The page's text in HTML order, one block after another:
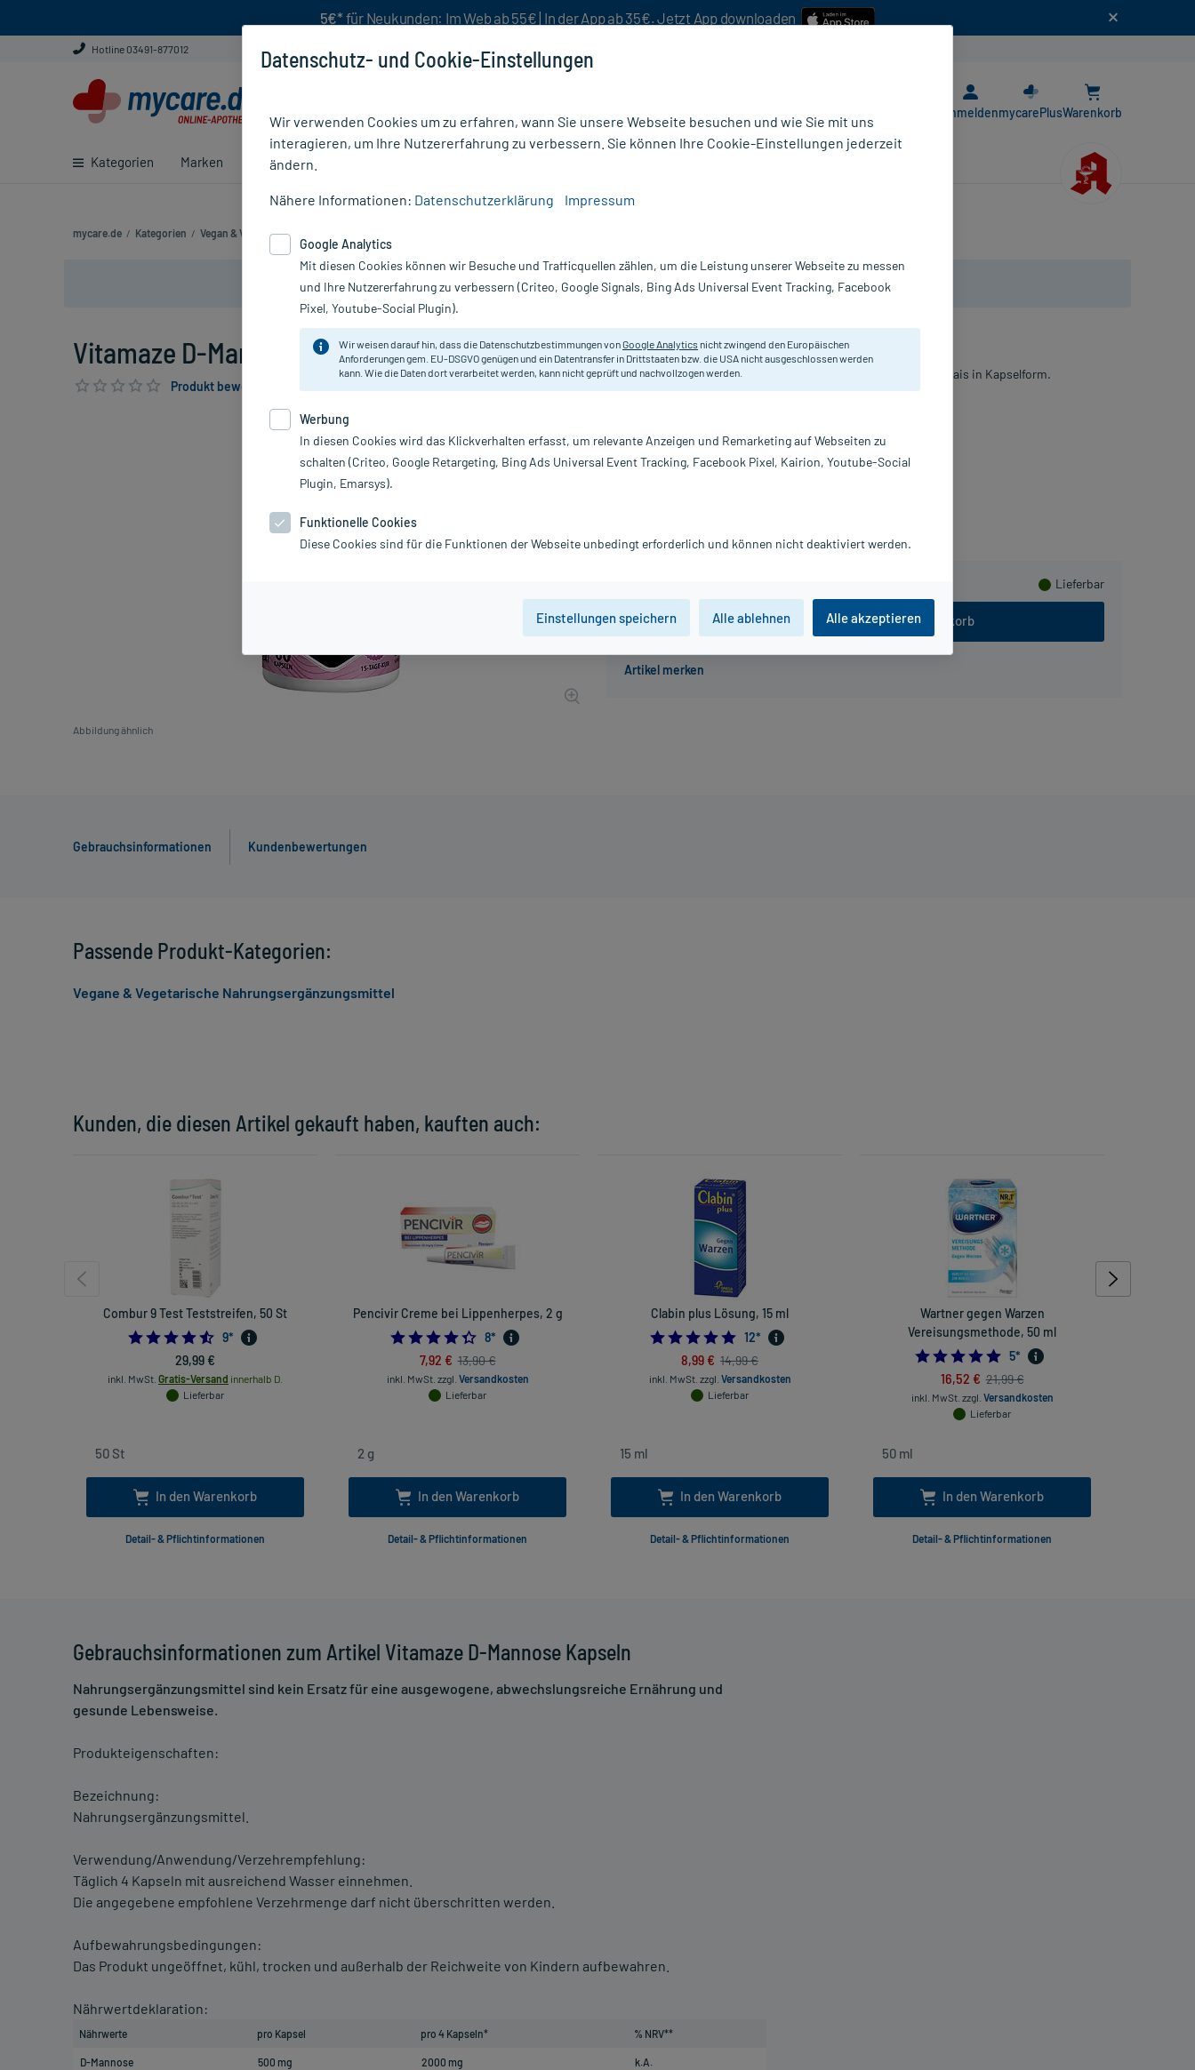
5€* für Neukunden: Im Web ab 55€ | In der App ab 35€. Jetzt App downloaden
Hotline 03491-877012
Kategorien Marken Ratgeber
AnmeldenmycarePlusWarenkorb
mycare.de / Kategorien / Vegan & Vegetarisch
Nur für kurze Zeit:Gratis-Versand* ab 19€ Mindestbestellwert!
Vitamaze D-Mannose Kapseln, 60 St
Produkt bewerten & PlusHerzen sichern
Abbildung ähnlich
inkl. MwSt. Gratis-Versand innerhalb D.
Lieferbar
In den Warenkorb
Vitamaze
Nahrungsergänzungsmittel mit hochdosierter D-Mannose aus Mais in Kapselform.
PZN:
17841301
Hersteller:
Vitamaze GmbH
Gebrauchsinformationen Kundenbewertungen
Gebrauchsinformationen zum Artikel Vitamaze D-Mannose Kapseln
Nahrungsergänzungsmittel sind kein Ersatz für eine ausgewogene, abwechslungsreiche Ernährung und
gesunde Lebensweise.
Produkteigenschaften:
Bezeichnung:
Nahrungsergänzungsmittel.
Verwendung/Anwendung/Verzehrempfehlung:
Täglich 4 Kapseln mit ausreichend Wasser einnehmen.
Die angegebene empfohlene Verzehrmenge darf nicht überschritten werden.
Aufbewahrungsbedingungen:
Das Produkt ungeöffnet, kühl, trocken und außerhalb der Reichweite von Kindern aufbewahren.
Nährwertdeklaration:
Nährwerte pro Kapsel pro 4 Kapseln* % NRV**
D-Mannose 500 mg 2000 mg k.A.
Kunden, die diesen Artikel gekauft haben, kauften auch:
Combur 9 Test Teststreifen, 50 St
4.555555555555555
9*
29,99 €
inkl. MwSt. Gratis-Versand innerhalb D.
Lieferbar
In den Warenkorb
Detail- & Pflichtinformationen
Pencivir Creme bei Lippenherpes, 2 g
4.375
8*
7,92 € 13,90 €
inkl. MwSt. zzgl. Versandkosten
Lieferbar
In den Warenkorb
Detail- & Pflichtinformationen
Clabin plus Lösung, 15 ml
4.833333333333333
12*
8,99 € 14,99 €
inkl. MwSt. zzgl. Versandkosten
Lieferbar
In den Warenkorb
Detail- & Pflichtinformationen
Wartner gegen Warzen
Vereisungsmethode, 50 ml
5.0
5*
16,52 € 21,99 €
inkl. MwSt. zzgl. Versandkosten
Lieferbar
In den Warenkorb
Detail- & Pflichtinformationen
Passende Produkt-Kategorien:
Vegane & Vegetarische Nahrungsergänzungsmittel
Datenschutz- und Cookie-Einstellungen
Wir verwenden Cookies um zu erfahren, wann Sie unsere Webseite besuchen und wie Sie mit uns
interagieren, um Ihre Nutzererfahrung zu verbessern. Sie können Ihre Cookie-Einstellungen jederzeit
ändern.
Nähere Informationen: Datenschutzerklärung Impressum
Google Analytics
Mit diesen Cookies können wir Besuche und Trafficquellen zählen, um die Leistung unserer Webseite zu messen
und Ihre Nutzererfahrung zu verbessern (Criteo, Google Signals, Bing Ads Universal Event Tracking, Facebook
Pixel, Youtube-Social Plugin).
Wir weisen darauf hin, dass die Datenschutzbestimmungen vonGoogle Analytics nicht zwingend den Europäischen
Anforderungen gem. EU-DSGVO genügen und ein Datentransfer in Drittstaaten bzw. die USA nicht ausgeschlossen werden
kann. Wie die Daten dort verarbeitet werden, kann nicht geprüft und nachvollzogen werden.
Werbung
In diesen Cookies wird das Klickverhalten erfasst, um relevante Anzeigen und Remarketing auf Webseiten zu
schalten (Criteo, Google Retargeting, Bing Ads Universal Event Tracking, Facebook Pixel, Kairion, Youtube-Social
Plugin, Emarsys).
Funktionelle Cookies
Diese Cookies sind für die Funktionen der Webseite unbedingt erforderlich und können nicht deaktiviert werden.
Einstellungen speichern Alle ablehnen Alle akzeptieren